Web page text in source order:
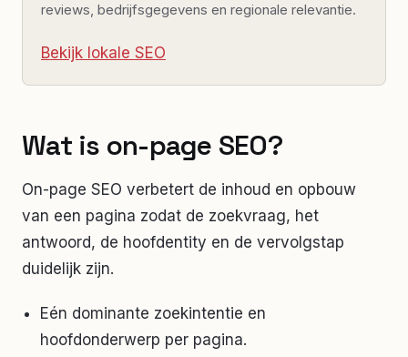
reviews, bedrijfsgegevens en regionale relevantie.
Bekijk lokale SEO
Wat is on-page SEO?
On-page SEO verbetert de inhoud en opbouw
van een pagina zodat de zoekvraag, het
antwoord, de hoofdentity en de vervolgstap
duidelijk zijn.
Eén dominante zoekintentie en
hoofdonderwerp per pagina.